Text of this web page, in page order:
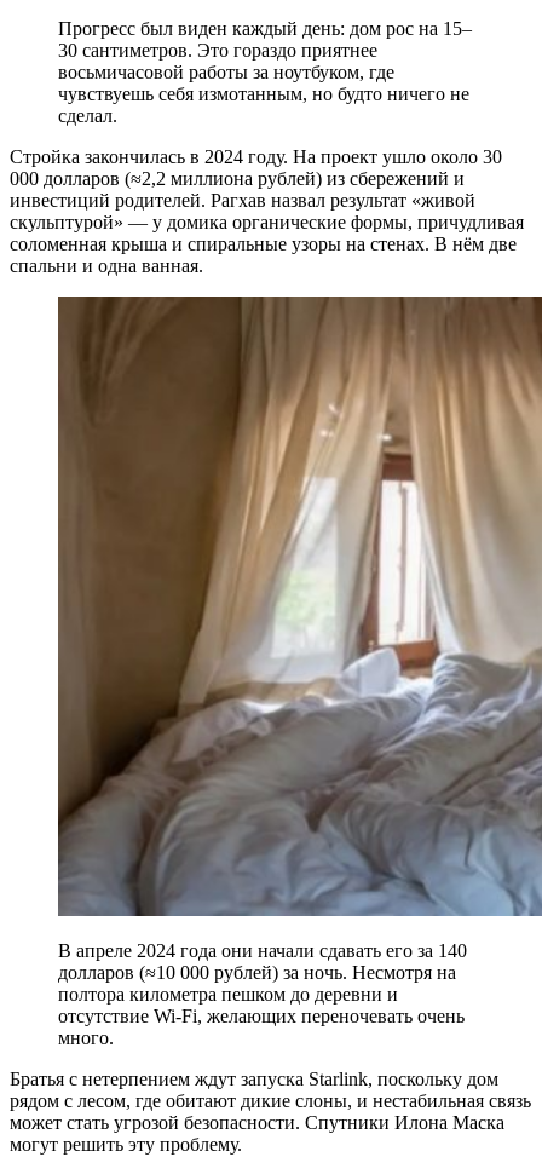
Прогресс был виден каждый день: дом рос на 15–
30 сантиметров. Это гораздо приятнее
восьмичасовой работы за ноутбуком, где
чувствуешь себя измотанным, но будто ничего не
сделал.
Стройка закончилась в 2024 году. На проект ушло около 30
000 долларов (≈2,2 миллиона рублей) из сбережений и
инвестиций родителей. Рагхав назвал результат «живой
скульптурой» — у домика органические формы, причудливая
соломенная крыша и спиральные узоры на стенах. В нём две
спальни и одна ванная.
В апреле 2024 года они начали сдавать его за 140
долларов (≈10 000 рублей) за ночь. Несмотря на
полтора километра пешком до деревни и
отсутствие Wi-Fi, желающих переночевать очень
много.
Братья с нетерпением ждут запуска Starlink, поскольку дом
рядом с лесом, где обитают дикие слоны, и нестабильная связь
может стать угрозой безопасности. Спутники Илона Маска
могут решить эту проблему.